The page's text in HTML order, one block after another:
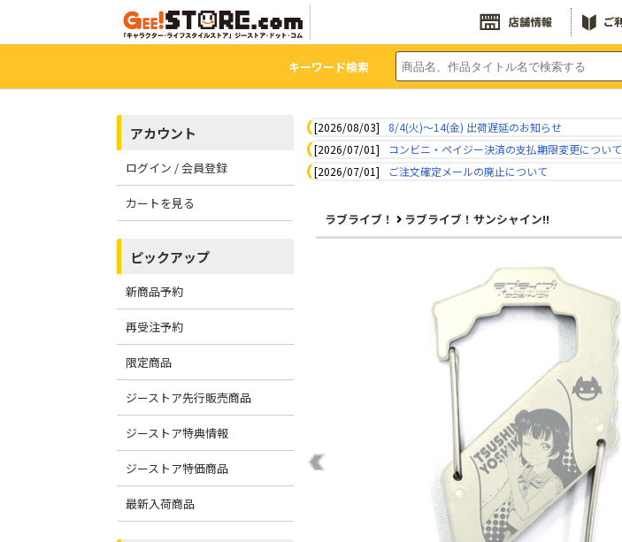
キーワード検索
アカウント
ログイン / 会員登録
カートを見る
ピックアップ
新商品予約
再受注予約
限定商品
ジーストア先行販売商品
ジーストア特典情報
ジーストア特価商品
最新入荷商品
[2026/08/03]
8/4(火)～14(金) 出荷遅延のお知らせ
[2026/07/01]
コンビニ・ペイジー決済の支払期限変更について
[2026/07/01]
ご注文確定メールの廃止について
ラブライブ！ ラブライブ！サンシャイン!!